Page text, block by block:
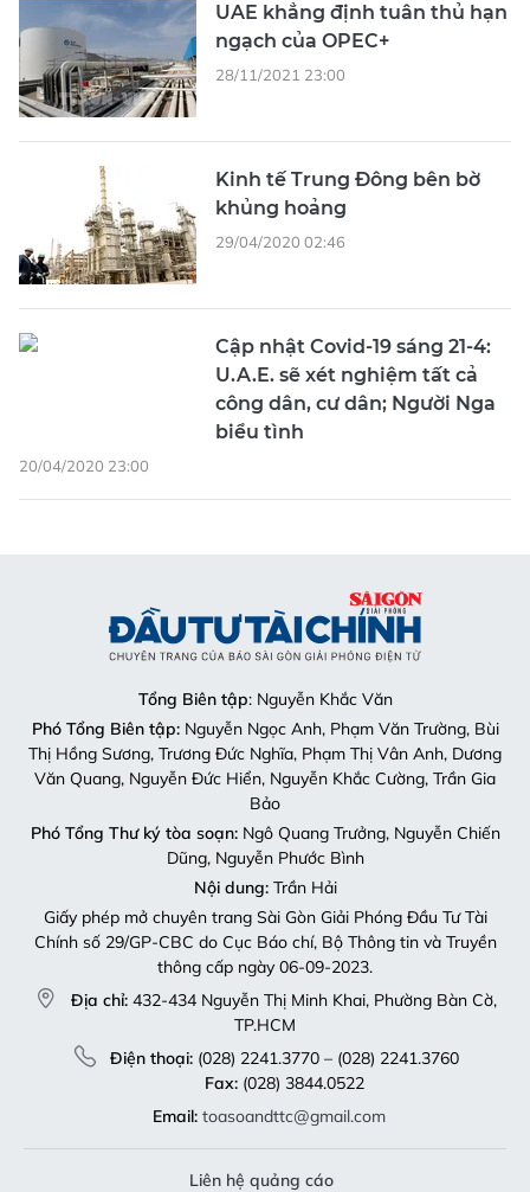
UAE khẳng định tuân thủ hạn
ngạch của OPEC+
28/11/2021 23:00
Kinh tế Trung Đông bên bờ
khủng hoảng
29/04/2020 02:46
Cập nhật Covid-19 sáng 21-4:
U.A.E. sẽ xét nghiệm tất cả
công dân, cư dân; Người Nga
biểu tình
20/04/2020 23:00
Tổng Biên tập: Nguyễn Khắc Văn
Phó Tổng Biên tập:Nguyễn Ngọc Anh, Phạm Văn Trường, Bùi
Thị Hồng Sương, Trương Đức Nghĩa, Phạm Thị Vân Anh, Dương
Văn Quang, Nguyễn Đức Hiển, Nguyễn Khắc Cường, Trần Gia
Bảo
Phó Tổng Thư ký tòa soạn:Ngô Quang Trưởng, Nguyễn Chiến
Dũng, Nguyễn Phước Bình
Nội dung:Trần Hải
Giấy phép mở chuyên trang Sài Gòn Giải Phóng Đầu Tư Tài
Chính số 29/GP-CBC do Cục Báo chí, Bộ Thông tin và Truyền
thông cấp ngày 06-09-2023.
Địa chỉ: 432-434 Nguyễn Thị Minh Khai, Phường Bàn Cờ,
TP.HCM
Điện thoại:(028) 2241.3770 – (028) 2241.3760
Fax:(028) 3844.0522
Email: toasoandttc@gmail.com
Liên hệ quảng cáo